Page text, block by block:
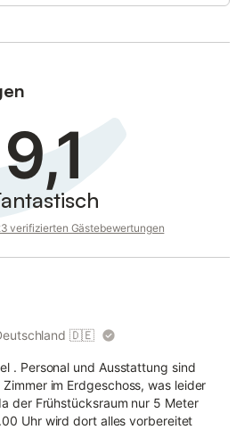
out: 11:00 Uhr
Uhr, 16,50 € pro Person,
kostenfrei.
sich rund um die Uhr an einer
Snacks, Softgetränken und
Ein Hund kostet 19,-- € pro Tag
pro Zimmer erlaubt.
Verfügbarkeit kostenfrei parken.
steht unseren Gästen eine
des E-Autos zur Verfügung.
Hotel gibt es einen kostenfreien,
9,1
verifizierten Gästebewertungen
🇩🇪
. Personal und Ausstattung sind
im Erdgeschoss, was leider
der Frühstücksraum nur 5 Meter
Uhr wird dort alles vorbereitet